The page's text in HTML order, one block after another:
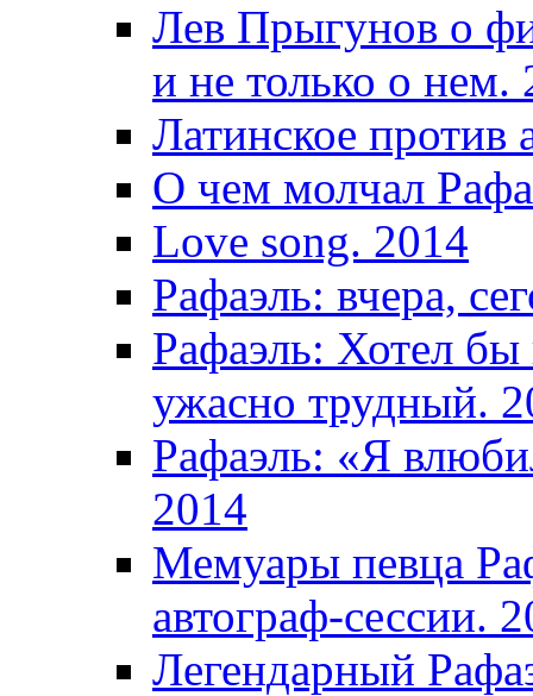
Лев Прыгунов о
и не только о нем.
Латинское против
О чем молчал
Love song. 2014
Рафаэль: вчера,
Рафаэль: Хотел
ужасно трудный.
Рафаэль: «Я
2014
Мемуары певца
автограф-сессии.
Легендарный